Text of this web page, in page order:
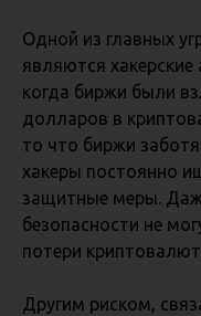
Одной из главных
являются
когда биржи были
долларов в
то что биржи
хакеры постоянно
защитные меры.
безопасности не
потери
Другим риском,